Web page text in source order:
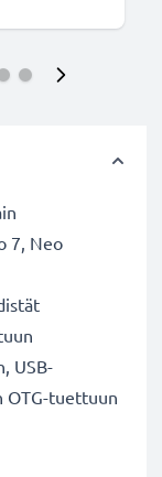
7, Neo
USB-
OTG-tuettuun